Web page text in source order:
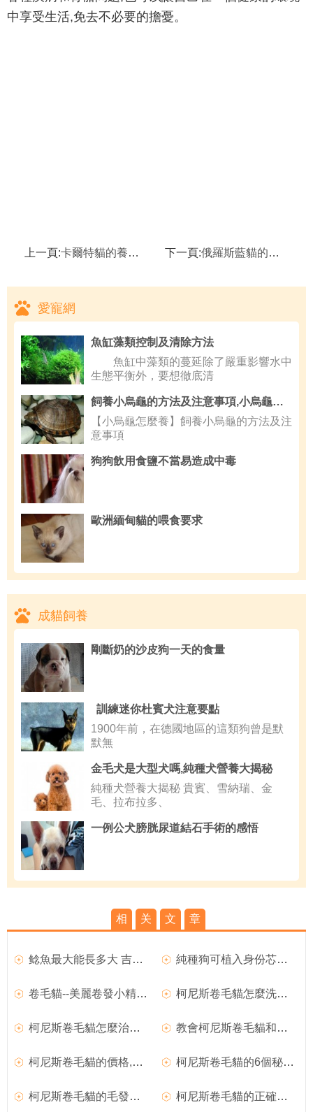
中享受生活,免去不必要的擔憂。
上一頁:卡爾特貓的養護知識 下一頁:俄羅斯藍貓的養護小技巧
愛寵網
魚缸藻類控制及清除方法
魚缸中藻類的蔓延除了嚴重影響水中
生態平衡外，要想徹底清
飼養小烏龜的方法及注意事項,小烏龜喂食什麼食物
【小烏龜怎麼養】飼養小烏龜的方法及注
意事項
狗狗飲用食鹽不當易造成中毒
歐洲緬甸貓的喂食要求
成貓飼養
剛斷奶的沙皮狗一天的食量
訓練迷你杜賓犬注意要點
1900年前，在德國地區的這類狗曾是默
默無
金毛犬是大型犬嗎,純種犬營養大揭秘
純種犬營養大揭秘 貴賓、雪納瑞、金
毛、拉布拉多、
一例公犬膀胱尿道結石手術的感悟
相 关 文 章
鲶魚最大能長多大 吉尼斯紀錄的鲶魚比人大 純種狗可植入身份芯片,狗狗世界吉尼斯紀錄大盤點
卷毛貓--美麗卷發小精靈之柯尼斯卷毛貓,秘密 柯尼斯卷毛貓怎麼洗澡,柯尼斯卷毛貓品種
柯尼斯卷毛貓怎麼治療貓瘟,柯尼斯卷毛貓掉毛怎麼辦 教會柯尼斯卷毛貓和其他動物相處,秘密
柯尼斯卷毛貓的價格,柯尼斯卷毛貓的6個秘密 柯尼斯卷毛貓的6個秘密,柯尼斯卷毛貓怎麼消除淚痕
柯尼斯卷毛貓的毛發護理,柯尼斯卷毛貓 柯尼斯卷毛貓的正確飼養方法